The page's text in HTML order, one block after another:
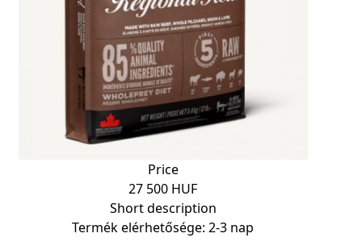
Price
27 500 HUF
Short description
Termék elérhetősége: 2-3 nap